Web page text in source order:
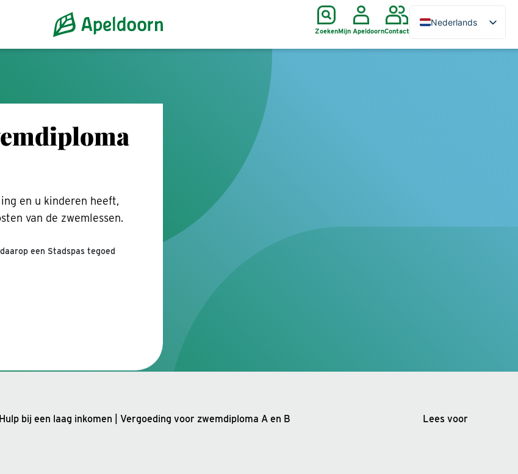
ZoekenMijn ApeldoornContact
Nederlands
en u kinderen heeft,
van de zwemlessen.
een Stadspas tegoed
Hulp bij een laag inkomen Vergoeding voor zwemdiploma A en B Lees voor